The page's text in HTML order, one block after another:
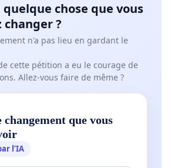
quelque chose que vous
changer ?
n'a pas lieu en gardant le
cette pétition a eu le courage de
Allez-vous faire de même ?
changement que vous
l’IA